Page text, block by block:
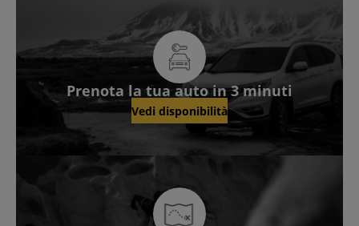
Prenota la tua auto in 3 minuti
Vedi disponibilità